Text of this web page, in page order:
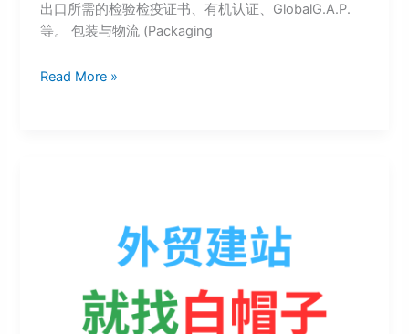
出口所需的检验检疫证书、有机认证、GlobalG.A.P.
等。 包装与物流 (Packaging
Read More »